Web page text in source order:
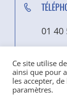
01 40
Ce site utilise
ainsi que pour
les accepter,
paramètres.